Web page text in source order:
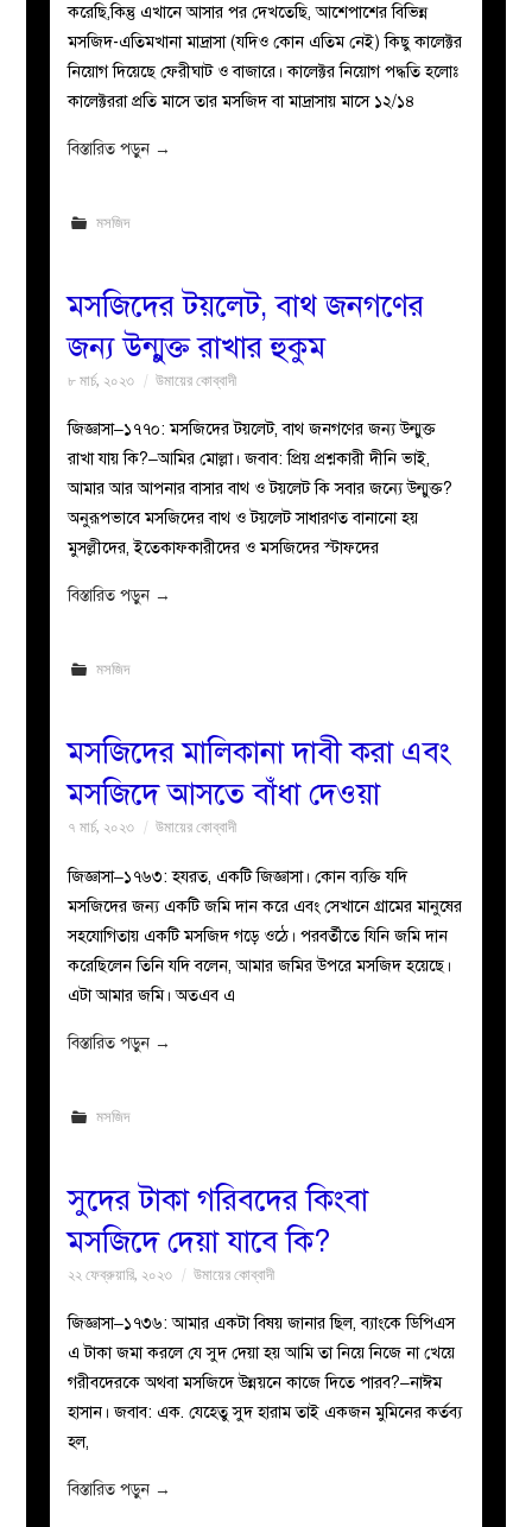
মজলিস
প্রশ্ন
করুন
করেছি,কিন্তু এখানে আসার পর দেখতেছি, আশেপাশের বিভিন্ন
মসজিদ-এতিমখানা মাদ্রাসা (যদিও কোন এতিম নেই) কিছু কালেক্টর
নিয়োগ দিয়েছে ফেরীঘাট ও বাজারে। কালেক্টর নিয়োগ পদ্ধতি হলোঃ
কালেক্টররা প্রতি মাসে তার মসজিদ বা মাদ্রাসায় মাসে ১২/১৪
বিস্তারিত পড়ুন →
মসজিদ
মসজিদের টয়লেট, বাথ জনগণের
জন্য উন্মুক্ত রাখার হুকুম
৮ মার্চ, ২০২৩ উমায়ের কোব্বাদী
জিজ্ঞাসা–১৭৭০: মসজিদের টয়লেট, বাথ জনগণের জন্য উন্মুক্ত
রাখা যায় কি?–আমির মোল্লা। জবাব: প্রিয় প্রশ্নকারী দীনি ভাই,
আমার আর আপনার বাসার বাথ ও টয়লেট কি সবার জন্যে উন্মুক্ত?
অনুরূপভাবে মসজিদের বাথ ও টয়লেট সাধারণত বানানো হয়
মুসল্লীদের, ইতেকাফকারীদের ও মসজিদের স্টাফদের
বিস্তারিত পড়ুন →
মসজিদ
মসজিদের মালিকানা দাবী করা এবং
মসজিদে আসতে বাঁধা দেওয়া
৭ মার্চ, ২০২৩ উমায়ের কোব্বাদী
জিজ্ঞাসা–১৭৬৩: হযরত, একটি জিজ্ঞাসা। কোন ব্যক্তি যদি
মসজিদের জন্য একটি জমি দান করে এবং সেখানে গ্রামের মানুষের
সহযোগিতায় একটি মসজিদ গড়ে ওঠে। পরবর্তীতে যিনি জমি দান
করেছিলেন তিনি যদি বলেন, আমার জমির উপরে মসজিদ হয়েছে।
এটা আমার জমি। অতএব এ
বিস্তারিত পড়ুন →
মসজিদ
সুদের টাকা গরিবদের কিংবা
মসজিদে দেয়া যাবে কি?
২২ ফেব্রুয়ারি, ২০২৩ উমায়ের কোব্বাদী
জিজ্ঞাসা–১৭৩৬: আমার একটা বিষয় জানার ছিল, ব্যাংকে ডিপিএস
এ টাকা জমা করলে যে সুদ দেয়া হয় আমি তা নিয়ে নিজে না খেয়ে
গরীবদেরকে অথবা মসজিদে উন্নয়নে কাজে দিতে পারব?–নাঈম
হাসান। জবাব: এক. যেহেতু সুদ হারাম তাই একজন মুমিনের কর্তব্য
হল,
বিস্তারিত পড়ুন →